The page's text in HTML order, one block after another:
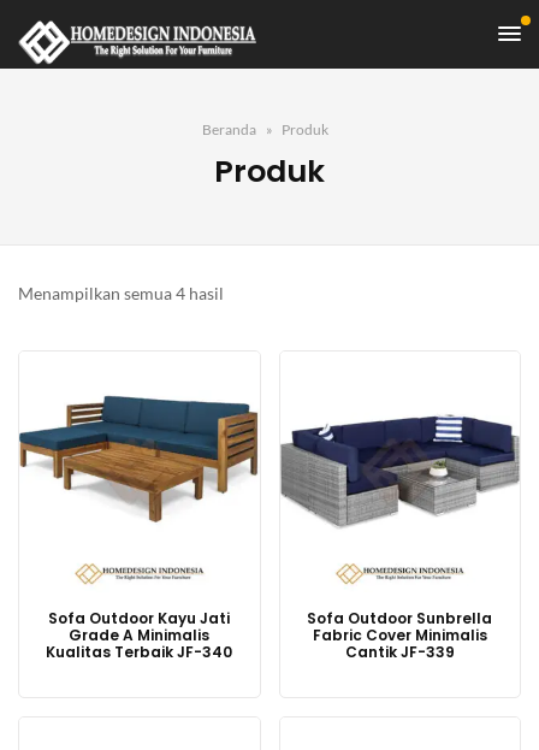
Beranda Produk
Produk
Menampilkan semua 4 hasil
yang
Sofa Outdoor Kayu Jati
Grade A Minimalis
Kualitas Terbaik JF-340
Sofa Outdoor Sunbrella
Fabric Cover Minimalis
Cantik JF-339